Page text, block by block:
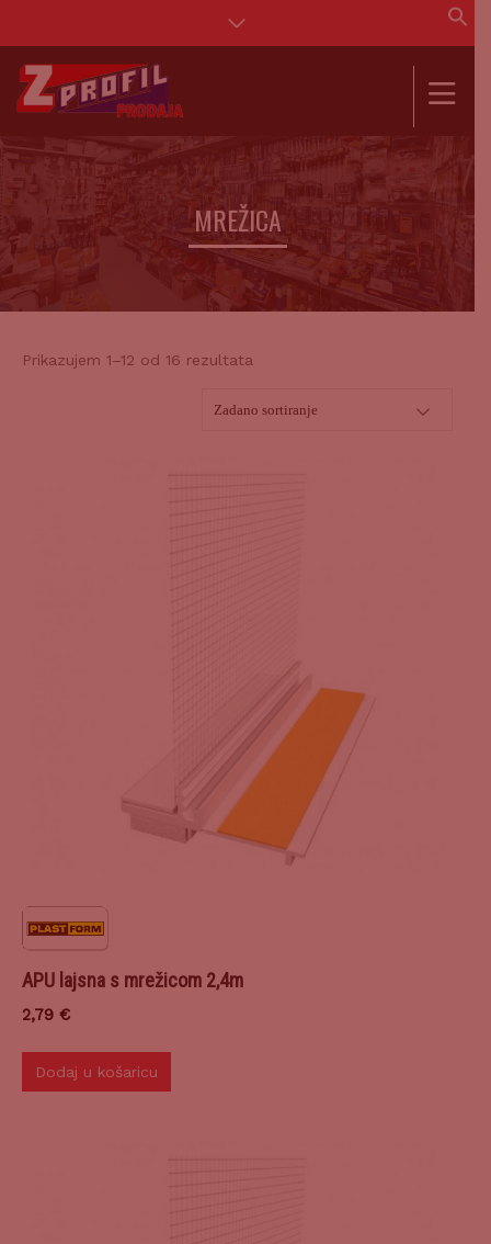
MREŽICA
Prikazujem 1–12 od 16 rezultata
APU lajsna s mrežicom 2,4m
2,79 €
Dodaj u košaricu